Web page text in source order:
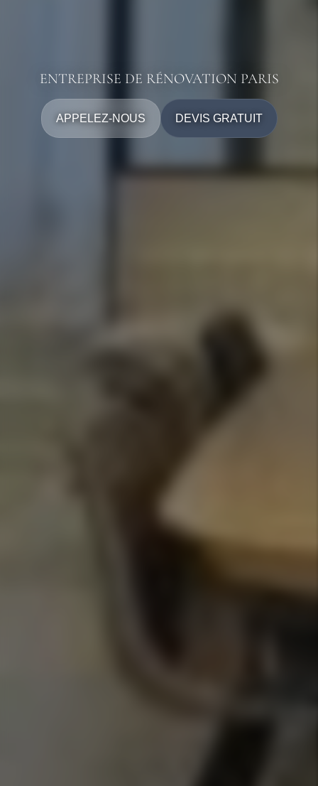
ENTREPRISE DE RÉNOVATION PARIS
APPELEZ-NOUS DEVIS GRATUIT